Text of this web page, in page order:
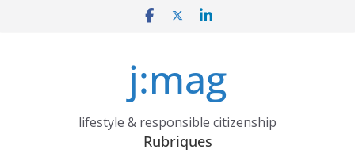
j:mag
lifestyle & responsible citizenship
Rubriques